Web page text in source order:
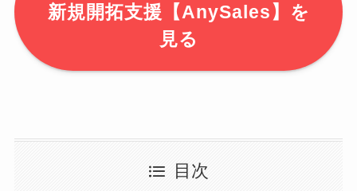
新規開拓支援【AnySales】を
見る
目次